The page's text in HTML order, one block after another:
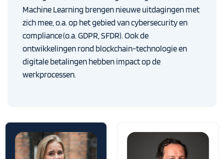
Machine Learning brengen nieuwe uitdagingen met
zich mee, o.a. op het gebied van cybersecurity en
compliance (o.a. GDPR, SFDR). Ook de
ontwikkelingen rond blockchain-technologie en
digitale betalingen hebben impact op de
werkprocessen.